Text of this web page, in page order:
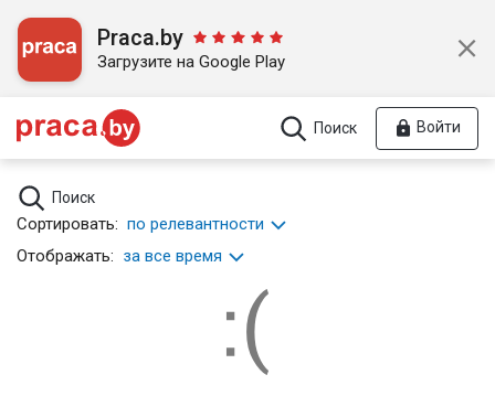
Praca.by
Загрузите на Google Play
Поиск Войти
Поиск
Сортировать: по релевантности
Отображать: за все время